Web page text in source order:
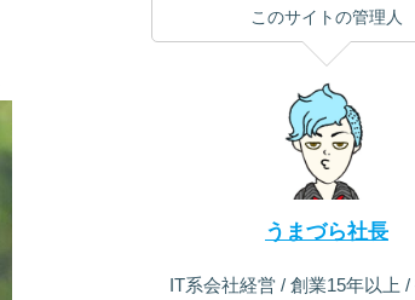
このサイトの管理人
うまづら社長
IT系会社経営 / 創業15年以上